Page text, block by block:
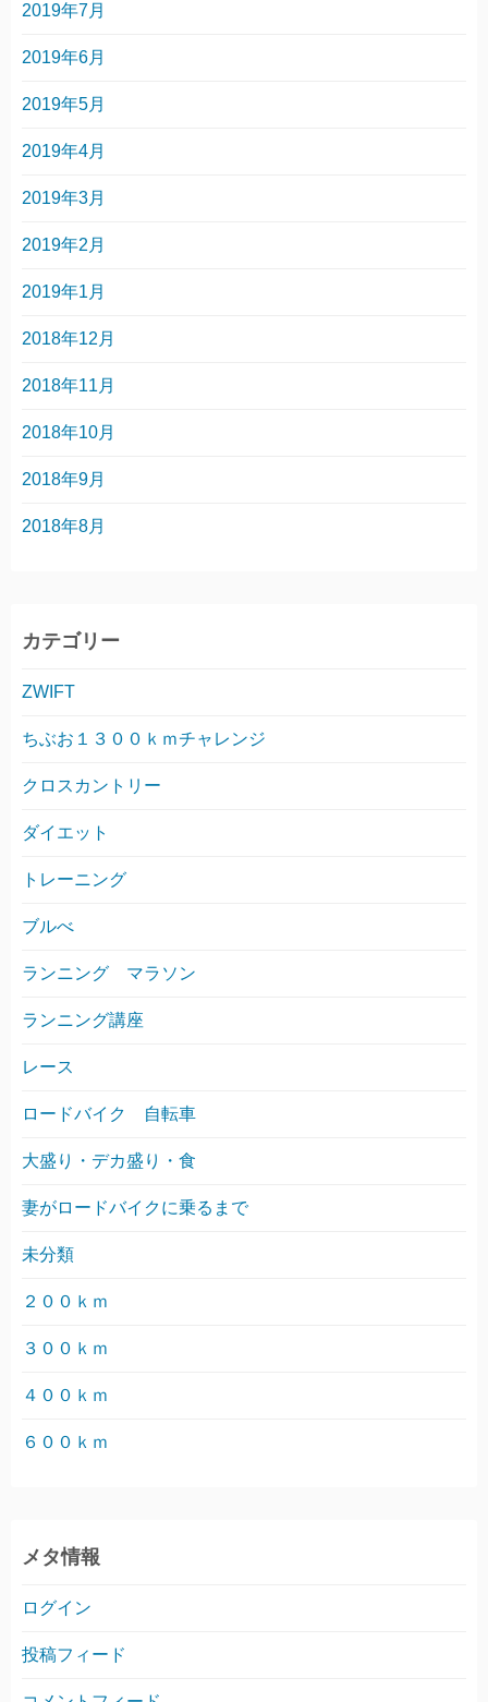
2019年7月
2019年6月
2019年5月
2019年4月
2019年3月
2019年2月
2019年1月
2018年12月
2018年11月
2018年10月
2018年9月
2018年8月
カテゴリー
ZWIFT
ちぶお１３００ｋｍチャレンジ
クロスカントリー
ダイエット
トレーニング
ブルべ
ランニング マラソン
ランニング講座
レース
ロードバイク 自転車
大盛り・デカ盛り・食
妻がロードバイクに乗るまで
未分類
２００ｋｍ
３００ｋｍ
４００ｋｍ
６００ｋｍ
メタ情報
ログイン
投稿フィード